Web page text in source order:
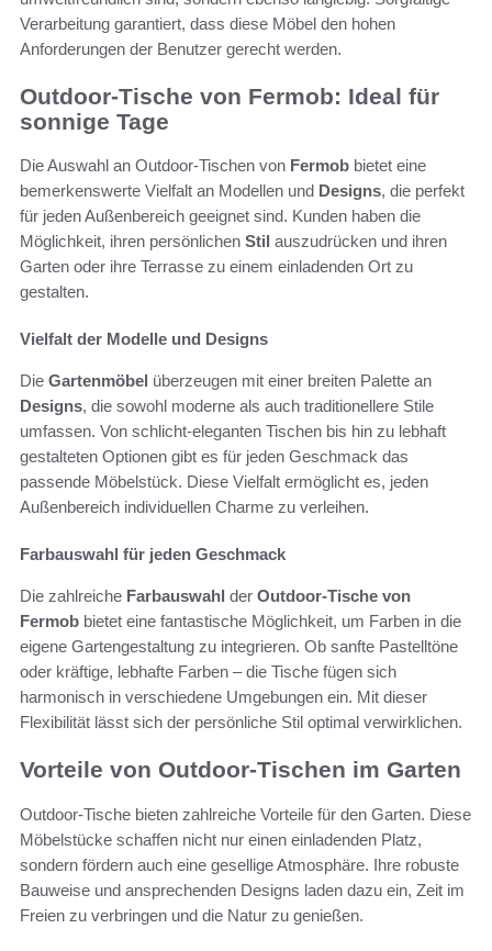
Verarbeitung garantiert, dass diese Möbel den hohen
Anforderungen der Benutzer gerecht werden.
Outdoor-Tische von Fermob: Ideal für
sonnige Tage
Die Auswahl an Outdoor-Tischen von Fermob bietet eine
bemerkenswerte Vielfalt an Modellen und Designs, die perfekt
für jeden Außenbereich geeignet sind. Kunden haben die
Möglichkeit, ihren persönlichen Stil auszudrücken und ihren
Garten oder ihre Terrasse zu einem einladenden Ort zu
gestalten.
Vielfalt der Modelle und Designs
Die Gartenmöbel überzeugen mit einer breiten Palette an
Designs, die sowohl moderne als auch traditionellere Stile
umfassen. Von schlicht-eleganten Tischen bis hin zu lebhaft
gestalteten Optionen gibt es für jeden Geschmack das
passende Möbelstück. Diese Vielfalt ermöglicht es, jeden
Außenbereich individuellen Charme zu verleihen.
Farbauswahl für jeden Geschmack
Die zahlreiche Farbauswahl der Outdoor-Tische von
Fermob bietet eine fantastische Möglichkeit, um Farben in die
eigene Gartengestaltung zu integrieren. Ob sanfte Pastelltöne
oder kräftige, lebhafte Farben – die Tische fügen sich
harmonisch in verschiedene Umgebungen ein. Mit dieser
Flexibilität lässt sich der persönliche Stil optimal verwirklichen.
Vorteile von Outdoor-Tischen im Garten
Outdoor-Tische bieten zahlreiche Vorteile für den Garten. Diese
Möbelstücke schaffen nicht nur einen einladenden Platz,
sondern fördern auch eine gesellige Atmosphäre. Ihre robuste
Bauweise und ansprechenden Designs laden dazu ein, Zeit im
Freien zu verbringen und die Natur zu genießen.